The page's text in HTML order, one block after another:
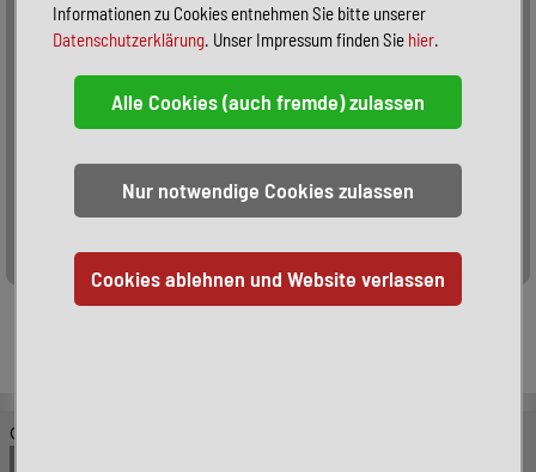
Sortieren:
© KALE-Automobile GmbH
Informationen zu Cookies entnehmen Sie bitte unserer
Datenschutzerklärung. Unser Impressum finden Sie hier.